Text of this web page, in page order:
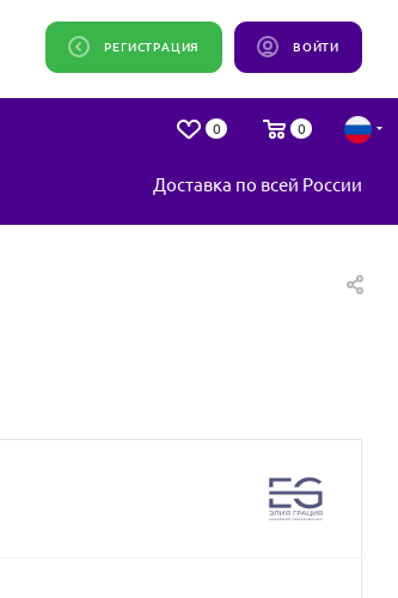
ВОЙТИ
РЕГИСТРАЦИЯ
0 0
Доставка по всей России